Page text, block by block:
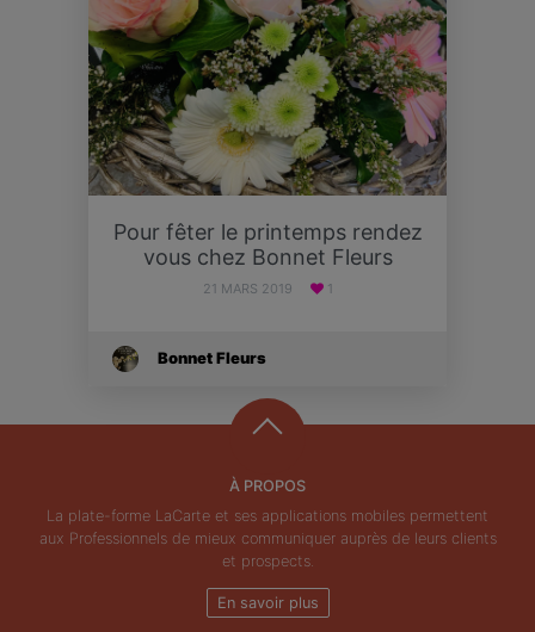
Pour fêter le printemps rendez
vous chez Bonnet Fleurs
21 MARS 2019 1
Bonnet Fleurs
À PROPOS
La plate-forme LaCarte et ses applications mobiles permettent
aux Professionnels de mieux communiquer auprès de leurs clients
et prospects.
En savoir plus